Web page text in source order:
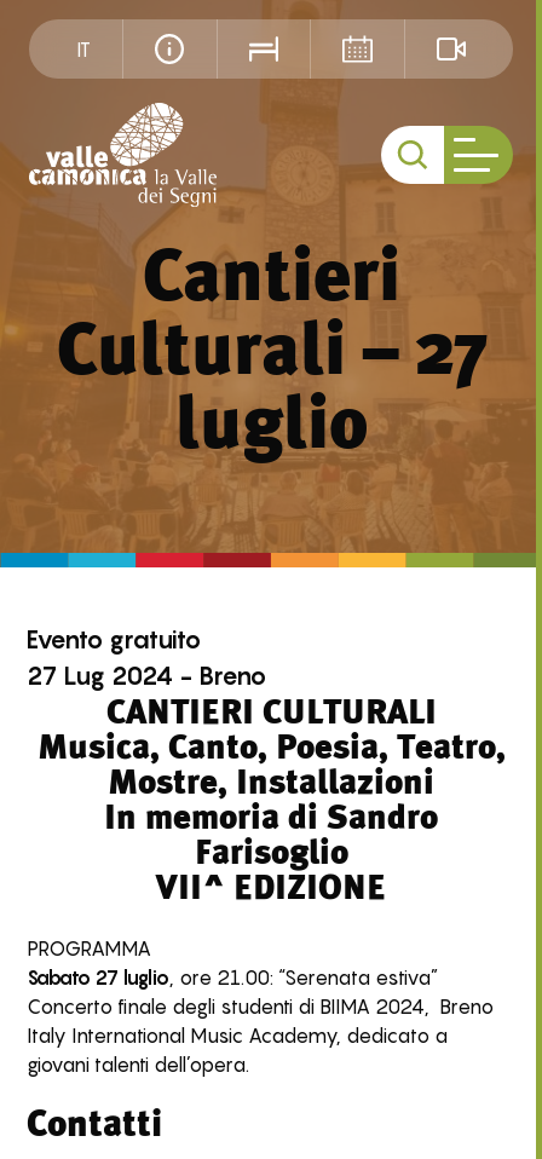
IT
Cantieri
Culturali – 27
luglio
Evento gratuito
27 Lug 2024 - Breno
CANTIERI CULTURALI
Musica, Canto, Poesia, Teatro,
Mostre, Installazioni
In memoria di Sandro
Farisoglio
VII^ EDIZIONE
PROGRAMMA
Sabato 27 luglio , ore 21.00: “Serenata estiva”
Concerto finale degli studenti di BIIMA 2024, Breno
Italy International Music Academy, dedicato a
giovani talenti dell’opera.
Contatti